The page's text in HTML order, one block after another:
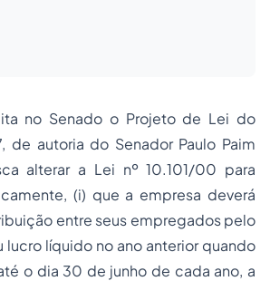
no Senado o Projeto de Lei do
de autoria do Senador Paulo Paim
alterar a Lei nº 10.101/00 para
(i) que a empresa deverá
entre seus empregados pelo
lucro líquido no ano anterior quando
o dia 30 de junho de cada ano, a